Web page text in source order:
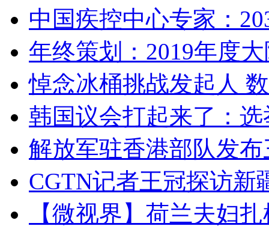
中国疾控中心专家：
年终策划：2019年度
悼念冰桶挑战发起人
韩国议会打起来了：
解放军驻香港部队发
CGTN记者王冠探访新
【微视界】荷兰夫妇